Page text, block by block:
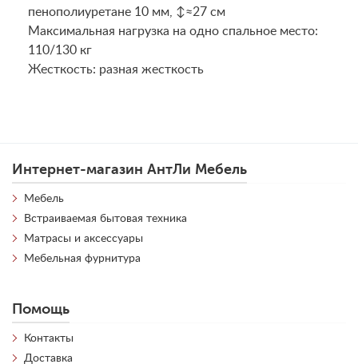
пенополиуретане 10 мм, ↕≈27 см
Maксимальная нагрузка на одно спальное место:
110/130 кг
Жесткость: разная жесткость
Интернет-магазин АнтЛи Мебель
Мебель
Встраиваемая бытовая техника
Матрасы и аксессуары
Мебельная фурнитура
Помощь
Контакты
Доставка